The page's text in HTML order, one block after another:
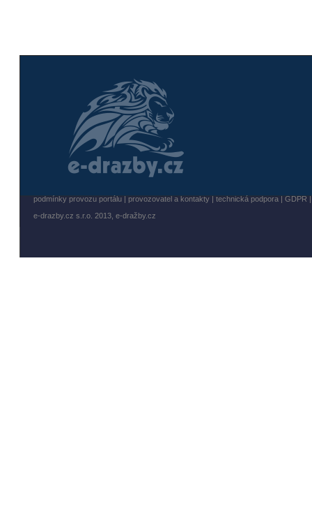
podmínky provozu portálu | provozovatel a kontakty | technická podpora | GDPR
e-drazby.cz s.r.o. 2013, e-dražby.cz